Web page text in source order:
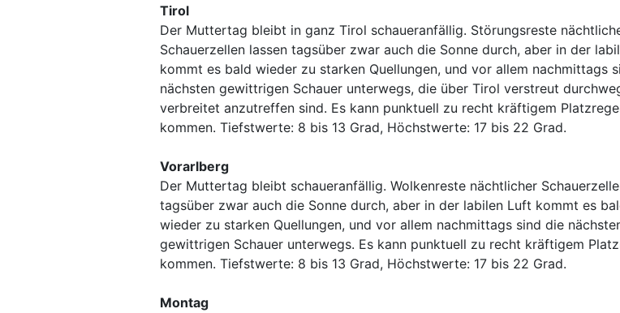
Tirol
Der Muttertag bleibt in ganz Tirol schaueranfällig. Störungsreste
Schauerzellen lassen tagsüber zwar auch die Sonne durch, aber in der
kommt es bald wieder zu starken Quellungen, und vor allem nachmittags
nächsten gewittrigen Schauer unterwegs, die über Tirol verstreut
verbreitet anzutreffen sind. Es kann punktuell zu recht kräftigem
kommen. Tiefstwerte: 8 bis 13 Grad, Höchstwerte: 17 bis 22 Grad.
Vorarlberg
Der Muttertag bleibt schaueranfällig. Wolkenreste nächtlicher
tagsüber zwar auch die Sonne durch, aber in der labilen Luft kommt es
wieder zu starken Quellungen, und vor allem nachmittags sind die
gewittrigen Schauer unterwegs. Es kann punktuell zu recht kräftigem
kommen. Tiefstwerte: 8 bis 13 Grad, Höchstwerte: 17 bis 22 Grad.
Montag